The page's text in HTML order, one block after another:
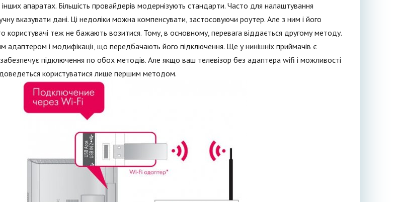
апаратах. Більшість провайдерів модернізують стандарти. Часто для налаштування
вказувати дані. Ці недоліки можна компенсувати, застосовуючи роутер. Але з ним і його
користувачі теж не бажають возитися. Тому, в основному, перевага віддається другому методу.
адаптером і модифікації, що передбачають його підключення. Ще у нинішніх приймачів є
підключення по обох методів. Але якщо ваш телевізор без адаптера wifi і можливості
користуватися лише першим методом.